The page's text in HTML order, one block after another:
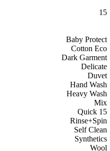
15
Baby Protect
Cotton Eco
Dark Garment
Delicate
Duvet
Hand Wash
Heavy Wash
Mix
Quick 15
Rinse+Spin
Self Clean
Synthetics
Wool